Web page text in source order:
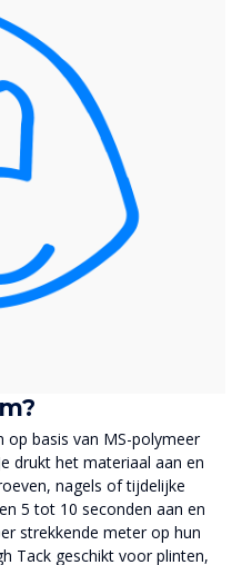
op basis van MS-polymeer
drukt het materiaal aan en
nagels of tijdelijke
5 tot 10 seconden aan en
strekkende meter op hun
Tack geschikt voor plinten,